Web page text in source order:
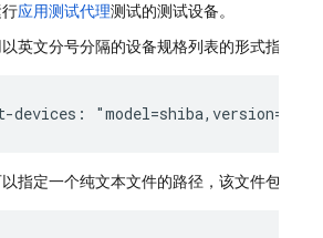
应用测试代理测试的测试设备。
英文分号分隔的设备规格列表的形式指定测
devices:
指定一个纯文本文件的路径，该文件包含以